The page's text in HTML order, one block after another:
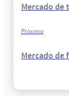
Mercado de
Próximo
Mercado de